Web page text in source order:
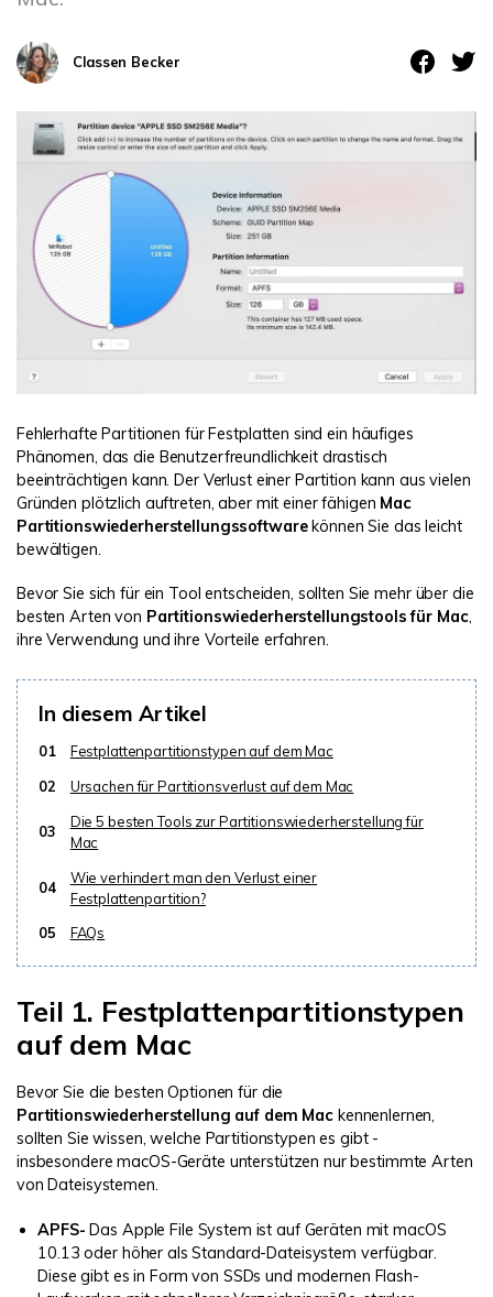
Recoverit kostenlos
Verlorene/gel?schte Daten kostenlos
wiederherstellen
Kostenlos Testen
Repairit - Datenreparatur
UBackit - Datensicherung
Datenverlust-Szenarien
ALLE FUNKTIONEN ENTDECKEN
Aktuelles Thema
Classen Becker
Fehlerhafte Partitionen für Festplatten sind ein häufiges
Phänomen, das die Benutzerfreundlichkeit drastisch
beeinträchtigen kann. Der Verlust einer Partition kann aus vielen
Gründen plötzlich auftreten, aber mit einer fähigen Mac
Partitionswiederherstellungssoftwarekönnen Sie das leicht
bewältigen.
Bevor Sie sich für ein Tool entscheiden, sollten Sie mehr über die
besten Arten von Partitionswiederherstellungstools für Mac,
ihre Verwendung und ihre Vorteile erfahren.
In diesem Artikel
01
Festplattenpartitionstypen auf dem Mac
02
Ursachen für Partitionsverlust auf dem Mac
03
Die 5 besten Tools zur Partitionswiederherstellung für
Mac
04
Wie verhindert man den Verlust einer
Festplattenpartition?
05
FAQs
Teil 1. Festplattenpartitionstypen
auf dem Mac
Bevor Sie die besten Optionen für die
Partitionswiederherstellung auf dem Mac kennenlernen,
sollten Sie wissen, welche Partitionstypen es gibt -
insbesondere macOS-Geräte unterstützen nur bestimmte Arten
von Dateisystemen.
APFS- Das Apple File System ist auf Geräten mit macOS
10.13 oder höher als Standard-Dateisystem verfügbar.
Diese gibt es in Form von SSDs und modernen Flash-